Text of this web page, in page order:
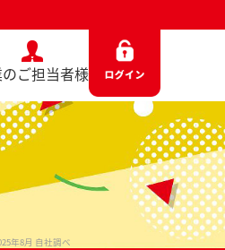
ご担当者様
年8月 自社調べ